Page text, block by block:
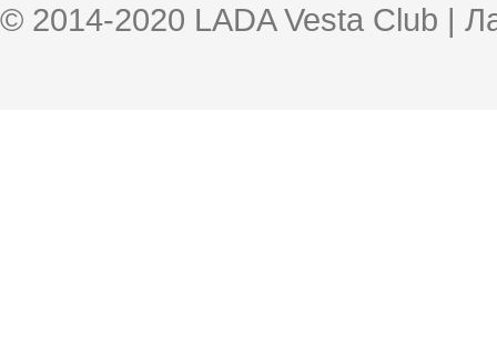
© 2014-2020 LADA Vesta Club |